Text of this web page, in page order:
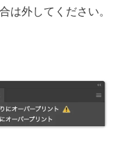
は外してください。